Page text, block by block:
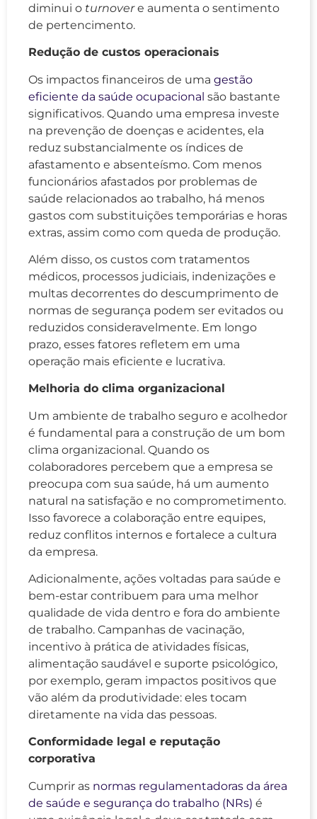
diminui o turnovere aumenta o sentimento
de pertencimento.
Redução de custos operacionais
Os impactos financeiros de uma gestão
eficiente da saúde ocupacional são bastante
significativos. Quando uma empresa investe
na prevenção de doenças e acidentes, ela
reduz substancialmente os índices de
afastamento e absenteísmo. Com menos
funcionários afastados por problemas de
saúde relacionados ao trabalho, há menos
gastos com substituições temporárias e horas
extras, assim como com queda de produção.
Além disso, os custos com tratamentos
médicos, processos judiciais, indenizações e
multas decorrentes do descumprimento de
normas de segurança podem ser evitados ou
reduzidos consideravelmente. Em longo
prazo, esses fatores refletem em uma
operação mais eficiente e lucrativa.
Melhoria do clima organizacional
Um ambiente de trabalho seguro e acolhedor
é fundamental para a construção de um bom
clima organizacional. Quando os
colaboradores percebem que a empresa se
preocupa com sua saúde, há um aumento
natural na satisfação e no comprometimento.
Isso favorece a colaboração entre equipes,
reduz conflitos internos e fortalece a cultura
da empresa.
Adicionalmente, ações voltadas para saúde e
bem-estar contribuem para uma melhor
qualidade de vida dentro e fora do ambiente
de trabalho. Campanhas de vacinação,
incentivo à prática de atividades físicas,
alimentação saudável e suporte psicológico,
por exemplo, geram impactos positivos que
vão além da produtividade: eles tocam
diretamente na vida das pessoas.
Conformidade legal e reputação
corporativa
Cumprir as normas regulamentadoras da área
de saúde e segurança do trabalho (NRs) é